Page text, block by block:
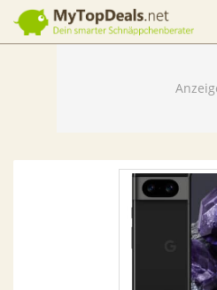
Dein smarter Schnäppchenberater